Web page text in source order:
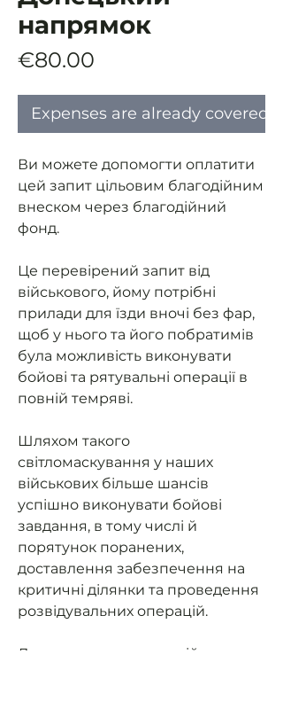
напрямок
€80.00
Expenses are already covered
Ви можете допомогти оплатити
цей запит цільовим благодійним
внеском через благодійний
фонд.
Це перевірений запит від
військового, йому потрібні
прилади для їзди вночі без фар,
щоб у нього та його побратимів
була можливість виконувати
бойові та рятувальні операції в
повній темряві.
Шляхом такого
світломаскування у наших
військових більше шансів
успішно виконувати бойові
завдання, в тому числі й
порятунок поранених,
доставлення забезпечення на
критичні ділянки та проведення
розвідувальних операцій.
Допоможемо нашим військовим